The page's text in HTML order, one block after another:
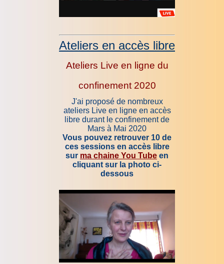
Ateliers en accès libre
Ateliers Live en ligne du
confinement 2020
J'ai proposé de nombreux
ateliers Live en ligne en accès
libre durant le confinement de
Mars à Mai 2020
Vous pouvez retrouver 10 de
ces sessions en accès libre
sur ma chaine You Tube en
cliquant sur la photo ci-
dessous